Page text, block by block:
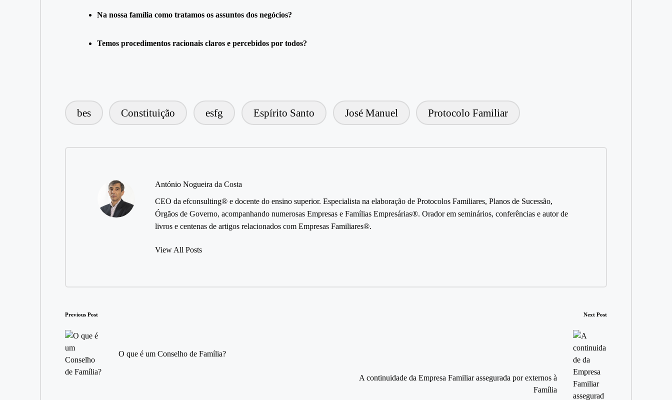
Na nossa família como tratamos os assuntos dos negócios?
Temos procedimentos racionais claros e percebidos por todos?
Tags:bes Constituição esfg Espírito Santo José Manuel Protocolo Familiar
António Nogueira da Costa
CEO da efconsulting® e docente do ensino superior. Especialista na elaboração de Protocolos Familiares, Planos de Sucessão,
Órgãos de Governo, acompanhando numerosas Empresas e Famílias Empresárias®. Orador em seminários, conferências e autor de
livros e centenas de artigos relacionados com Empresas Familiares®.
View All Posts
Post
navigation
Previous Post
O que é um Conselho de Família?
Next Post
A continuidade da Empresa Familiar assegurada por externos à
Família